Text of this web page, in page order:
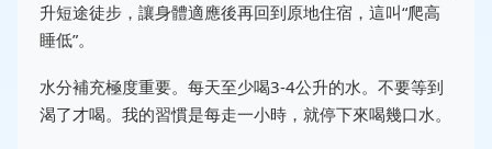
升短途徒步，讓身體適應後再回到原地住宿，這叫“爬高
睡低”。
水分補充極度重要。每天至少喝3-4公升的水。不要等到
渴了才喝。我的習慣是每走一小時，就停下來喝幾口水。